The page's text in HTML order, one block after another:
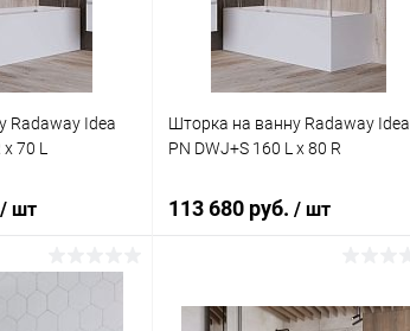
Radaway Idea
70 L
/ шт
Шторка на ванну Radaway Idea
PN DWJ+S 160 L x 80 R
113 680 руб. / шт
В корзину